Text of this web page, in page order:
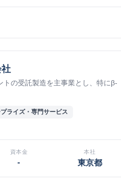
トの受託製造を主事業とし、特にβ-
ライズ・専門サービス
資本金
-
本社
東京都